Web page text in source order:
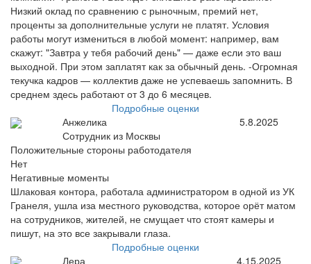
Низкий оклад по сравнению с рыночным, премий нет,
проценты за дополнительные услуги не платят. Условия
работы могут измениться в любой момент: например, вам
скажут: "Завтра у тебя рабочий день" — даже если это ваш
выходной. При этом заплатят как за обычный день. -Огромная
текучка кадров — коллектив даже не успеваешь запомнить. В
среднем здесь работают от 3 до 6 месяцев.
Подробные оценки
Анжелика
Сотрудник из Москвы
5.8.2025
Положительные стороны работодателя
Нет
Негативные моменты
Шлаковая контора, работала администратором в одной из УК
Гранеля, ушла иза местного руководства, которое орёт матом
на сотрудников, жителей, не смущает что стоят камеры и
пишут, на это все закрывали глаза.
Подробные оценки
Лера
4.15.2025